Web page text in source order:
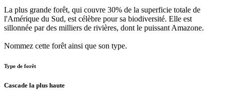
La plus grande forêt, qui couvre 30% de la superficie totale de
l'Amérique du Sud, est célèbre pour sa biodiversité. Elle est
sillonnée par des milliers de rivières, dont le puissant Amazone.
Nommez cette forêt ainsi que son type.
Type de forêt
Cascade la plus haute